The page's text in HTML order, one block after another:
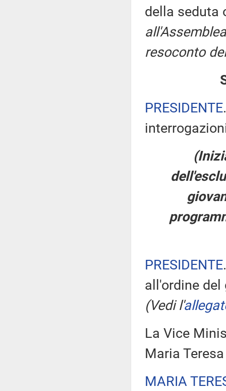
della seduta
resoconto
PRESIDENTE
PRESIDENTE
all'ordine
(Vedi l'
La Vice
Maria
MARIA